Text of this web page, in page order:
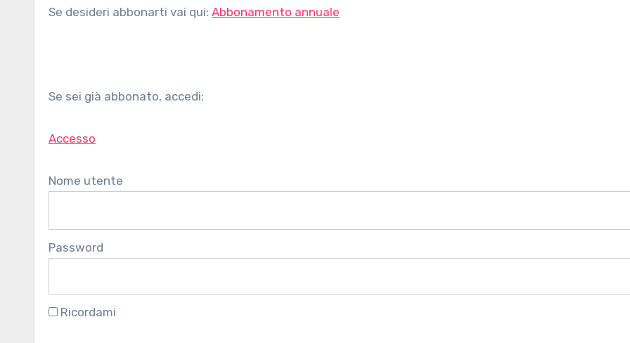
Se desideri abbonarti vai qui: Abbonamento annuale
Se sei già abbonato, accedi:
Accesso
Nome utente
Password
Ricordami